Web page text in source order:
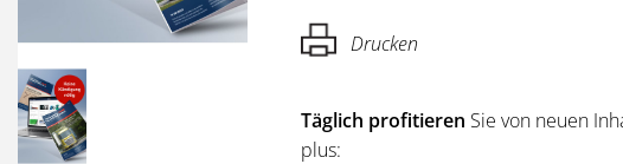
Drucken
Täglich profitieren Sie von neuen
plus: